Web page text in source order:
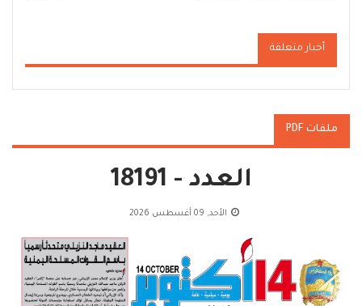
أخبار متعلقة
ملفات PDF
العدد - 18191
الأحد, 09 أغسطس 2026